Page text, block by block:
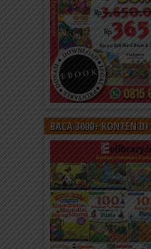
BACA 3000+ KONTEN DI